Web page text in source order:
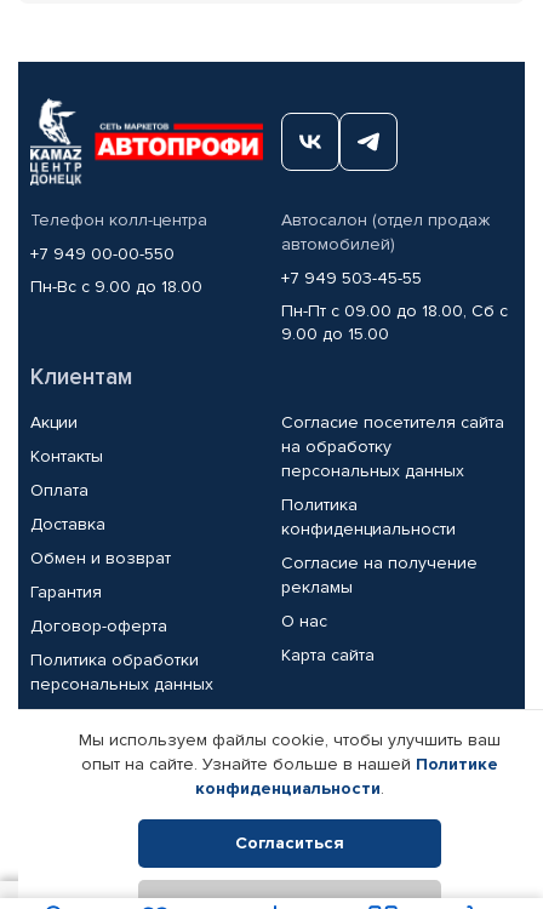
Телефон колл-центра
+7 949 00-00-550
Пн-Вс с 9.00 до 18.00
Автосалон (отдел продаж
автомобилей)
+7 949 503-45-55
Пн-Пт с 09.00 до 18.00, Сб с
9.00 до 15.00
Клиентам
Акции
Контакты
Оплата
Доставка
Обмен и возврат
Гарантия
Договор-оферта
Политика обработки
персональных данных
Согласие посетителя сайта
на обработку
персональных данных
Политика
конфиденциальности
Согласие на получение
рекламы
О нас
Карта сайта
Партнерам
Корпоративным клиентам
Поставщикам
Реквизиты компании
Мы используем файлы cookie, чтобы улучшить ваш
опыт на сайте. Узнайте больше в нашей Политике
конфиденциальности.
Согласиться
Отклонить